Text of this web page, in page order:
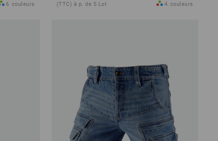
6 couleurs (TTC) à p. de 5 Lot 4 couleurs